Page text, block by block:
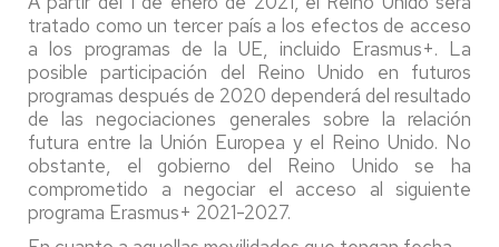
tratado como un tercer país a los efectos de acceso
a los programas de la UE, incluido Erasmus+. La
posible participación del Reino Unido en futuros
programas después de 2020 dependerá del resultado
de las negociaciones generales sobre la relación
futura entre la Unión Europea y el Reino Unido. No
obstante, el gobierno del Reino Unido se ha
comprometido a negociar el acceso al siguiente
programa Erasmus+ 2021-2027.